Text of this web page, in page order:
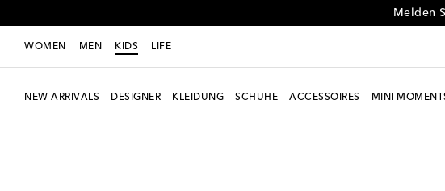
Melden
WOMEN MEN KIDS LIFE
NEW ARRIVALS DESIGNER KLEIDUNG SCHUHE ACCESSOIRES MINI